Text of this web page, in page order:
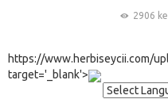
2906
https://www.herbiseycii.com/
target='_blank'>